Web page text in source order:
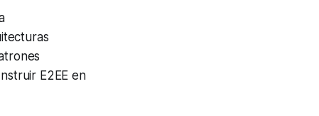
E2EE en